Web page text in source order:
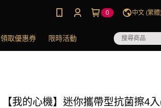
0 中文 (繁體
領取優惠券 限時活動
【我的心機】迷你攜帶型抗菌擦4